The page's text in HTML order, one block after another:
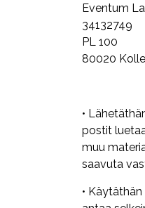
Eventum
34132749
PL 100
80020
•
postit
muu
saavuta
•